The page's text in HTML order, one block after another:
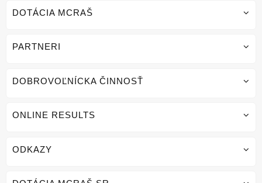
DOTÁCIA MCRAŠ
PARTNERI
DOBROVOĽNÍCKA ČINNOSŤ
ONLINE RESULTS
ODKAZY